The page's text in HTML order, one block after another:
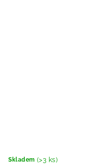
Skladem (>3 ks)